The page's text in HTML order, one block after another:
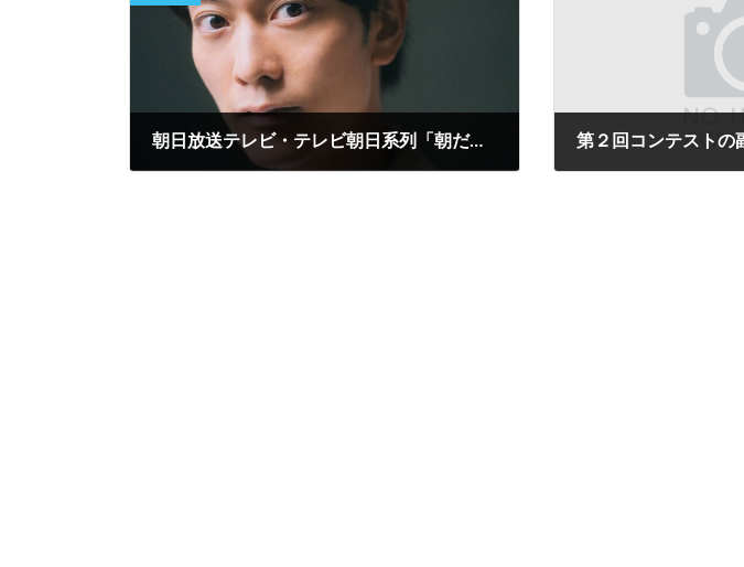
朝日放送テレビ・テレビ朝日系列「朝だ！生です旅サラダ」のリポーターとしてお馴染みの南圭介氏（ウズベキスタン観光大使）選出の特別賞新設!